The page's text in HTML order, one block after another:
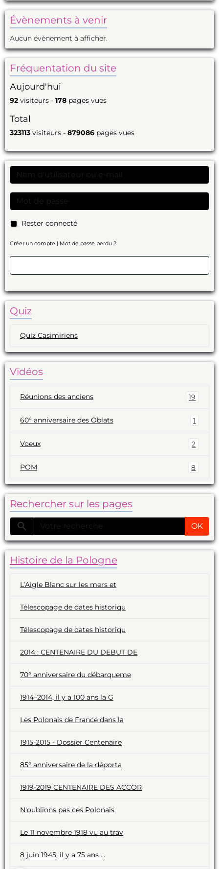
Évènements à venir
Aucun évènement à afficher.
Fréquentation du site
Aujourd'hui
92 visiteurs - 178 pages vues
Total
323113 visiteurs - 879086 pages vues
Rester connecté
Créer un compte | Mot de passe perdu ?
Quiz
Quiz Casimiriens
Vidéos
Réunions des anciens 19
60° anniversaire des Oblats 1
Voeux 2
POM 8
Rechercher sur les pages
OK
Histoire de la Pologne
L’Aigle Blanc sur les mers et
Télescopage de dates historiqu
Télescopage de dates historiqu
2014 : CENTENAIRE DU DEBUT DE
70° anniversaire du débarqueme
1914–2014, il y a 100 ans la G
Les Polonais de France dans la
1915-2015 - Dossier Centenaire
85° anniversaire de la déporta
1919-2019 CENTENAIRE DES ACCOR
N'oublions pas ces Polonais
Le 11 novembre 1918 vu au trav
8 juin 1945, il y a 75 ans ...